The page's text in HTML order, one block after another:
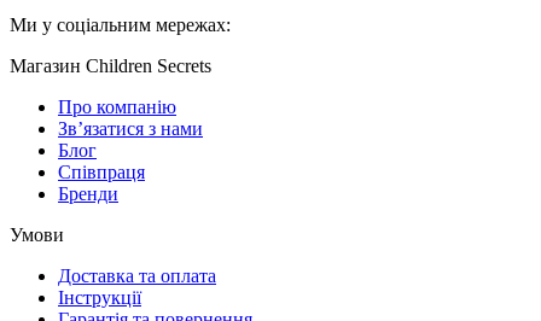
Ми у соціальним мережах:
Магазин Children Secrets
Про компанію
Зв’язатися з нами
Блог
Співпраця
Бренди
Умови
Доставка та оплата
Інструкції